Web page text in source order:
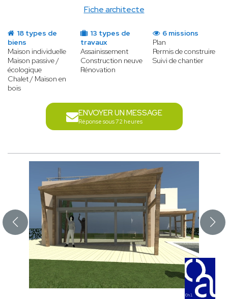
Fiche architecte
18 types de
biens
Maison individuelle
Maison passive /
écologique
Chalet / Maison en
bois
13 types de
travaux
Assainissement
Construction neuve
Rénovation
6 missions
Plan
Permis de construire
Suivi de chantier
ENVOYER UN MESSAGE
Réponse sous 72 heures